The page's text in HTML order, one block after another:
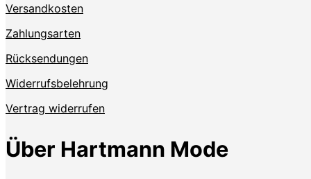
Versandkosten
Zahlungsarten
Rücksendungen
Widerrufsbelehrung
Vertrag widerrufen
Über Hartmann Mode